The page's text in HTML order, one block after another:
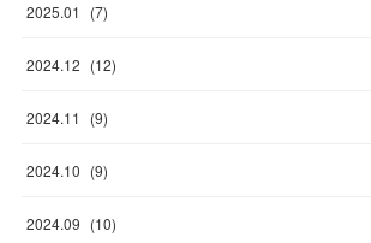
2025.01 (7)
2024.12 (12)
2024.11 (9)
2024.10 (9)
2024.09 (10)